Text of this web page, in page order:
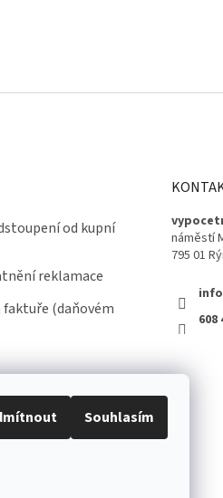
Souhlasím
od kupní
reklamace
faktuře (daňovém
náměstí
795 01
608